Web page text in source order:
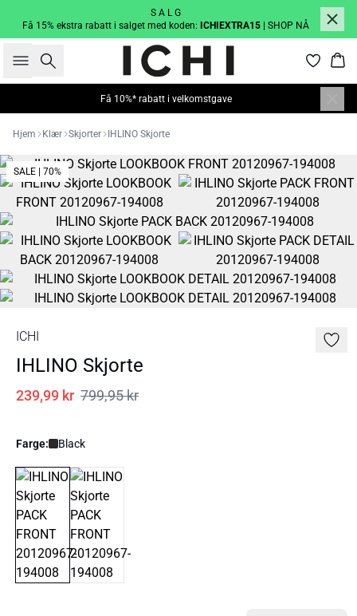
S A L G
Få 15% ekstra rabatt i salget med koden: ICHIEXTRA15 | SHOP NÅ
Søk
Få 10%* rabatt i velkomstgave
Hjem Klær Skjorter IHLINO Skjorte
SALE | 70%
ICHI
IHLINO Skjorte
239,99 kr 799,95 kr
Farge: Black